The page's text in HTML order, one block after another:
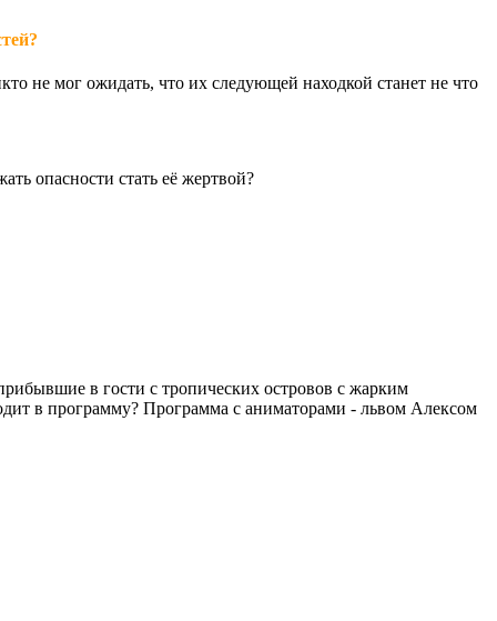
не мог ожидать, что их следующей находкой станет не что
опасности стать её жертвой?
в гости с тропических островов с жарким
в программу? Программа с аниматорами - львом Алексом